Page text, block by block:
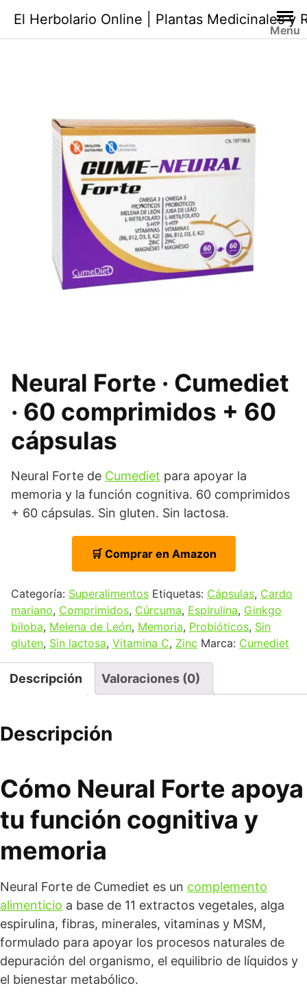
contenido
El Herbolario Online | Plantas Medicinales y
Menu
Neural Forte · Cumediet
· 60 comprimidos + 60
cápsulas
Neural Forte de Cumediet para apoyar la
memoria y la función cognitiva. 60 comprimidos
+ 60 cápsulas. Sin gluten. Sin lactosa.
🛒 Comprar en Amazon
Categoría: Superalimentos Etiquetas: Cápsulas, Cardo
mariano, Comprimidos, Cúrcuma, Espirulina, Ginkgo
biloba, Melena de León, Memoria, Probióticos, Sin
gluten, Sin lactosa, Vitamina C, Zinc Marca: Cumediet
Descripción Valoraciones (0)
Descripción
Cómo Neural Forte apoya
tu función cognitiva y
memoria
Neural Forte de Cumediet es un complemento
alimenticio a base de 11 extractos vegetales, alga
espirulina, fibras, minerales, vitaminas y MSM,
formulado para apoyar los procesos naturales de
depuración del organismo, el equilibrio de líquidos y
el bienestar metabólico.